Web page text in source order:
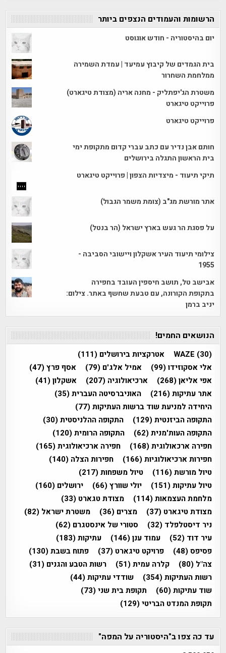
הרשומות והעמודים הנצפים ביותר
יום בהיסטוריה - חודש אוגוסט
בית הגמדים של קיבוץ עמיעד | עמדת השמירה
ממלחמת השחרור
משטרת הג'יפתליק - מחנה אריה (מצודת טיגארט)
פרוייקט טיגארט
פרוייקט טיגארט
חותם אבן נדיר עם כתב עברי קדום מתקופת ימי
בית הראשון התגלה בירושלים
תיקי תיעוד - מיצדיות הצפון | פרוייקט טיגארט
אתר מורשת מג"ב (צומת משמר הגבול)
על פסגת הר געש בארץ ישראל (הר בנטל)
צילומי תיעוד העיר אשקלון ויישובי הסביבה -
1955
אבישב טל, תושב חיספין העובד בחפירה
בתקופת הקורונה, עם טבעת שחשף באתר. צילום:
יניב ברמן
הנושאים החמים!
WAZE (30) אטרקציות בירושלים (111)
אלי אסקוזידו(99) אמיל אלג'ם (79) אסף פרץ(47)
אפי אליאן(268) ארכיאולוגיה (207) אשקלון(41)
אתר עתיקות(216) האוניברסיטה העברית(35)
היחידה למניעת שוד ברשות העתיקות(77)
התקופה הביזנטית(129) התקופה ההלניסטית(30)
התקופה העות'מנית(62) התקופה הרומית(120)
חפירה ארכאולוגית(168) חפירה ארכיאולוגית(165)
חפירות ארכיאולוגיות(166) חפירות הצלה (140)
טיול מורשת(116) טיול משפחות(217)
טיול עתיקות(151) יולי שוורץ(66) ירושלים (160)
מלחמת העצמאות(114) מצודת טגארט (33)
מצודת טיגארט (37) מצרים (36) משטרת ישראל (82)
ניר דיסטלפלד (32) סטורי של אינסטגרם (62)
עיר דוד (52) עמוד ענן(146) עתיקות(183)
פסיפס(48) פרויקט טיגארט (37) פתוח בשבת(130)
צה"ל (80) קלרה עמית(51) רשות הטבע והגנים (31)
רשות העתיקות(354) שודדי עתיקות(44)
שוד עתיקות(60) תקופת בית שני(73)
תקופת המנדט הבריטי(129)
עד כה צפו ב"היסטוריה על המפה"